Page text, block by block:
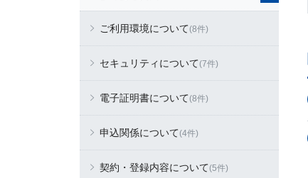
ご利用環境について(8件)
セキュリティについて(7件)
電子証明書について(8件)
申込関係について(4件)
契約・登録内容について(5件)